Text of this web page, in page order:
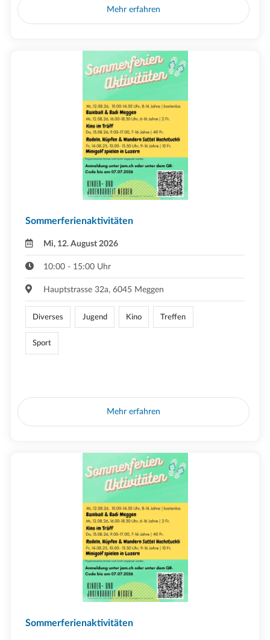
Mehr erfahren
Sommerferienaktivitäten
Mi, 12. August 2026
10:00 - 15:00 Uhr
Hauptstrasse 32a, 6045 Meggen
Diverses Jugend Kino Treffen
Sport
Mehr erfahren
Sommerferienaktivitäten